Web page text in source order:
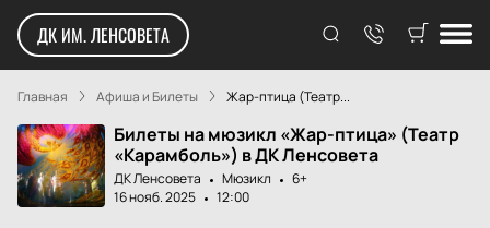
ДК ИМ. ЛЕНСОВЕТА
Главная Афиша и Билеты Жар-птица (Театр...
Билеты на мюзикл «Жар-птица» (Театр
«Карамболь») в ДК Ленсовета
ДК Ленсовета Мюзикл
6+
16 нояб. 2025
12:00